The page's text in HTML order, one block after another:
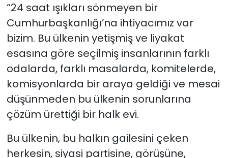
“24 saat ışıkları sönmeyen bir
Cumhurbaşkanlığı’na ihtiyacımız var
bizim. Bu ülkenin yetişmiş ve liyakat
esasına göre seçilmiş insanlarının farklı
odalarda, farklı masalarda, komitelerde,
komisyonlarda bir araya geldiği ve mesai
düşünmeden bu ülkenin sorunlarına
çözüm ürettiği bir halk evi.
Bu ülkenin, bu halkın gailesini çeken
herkesin, siyasi partisine, görüşüne,